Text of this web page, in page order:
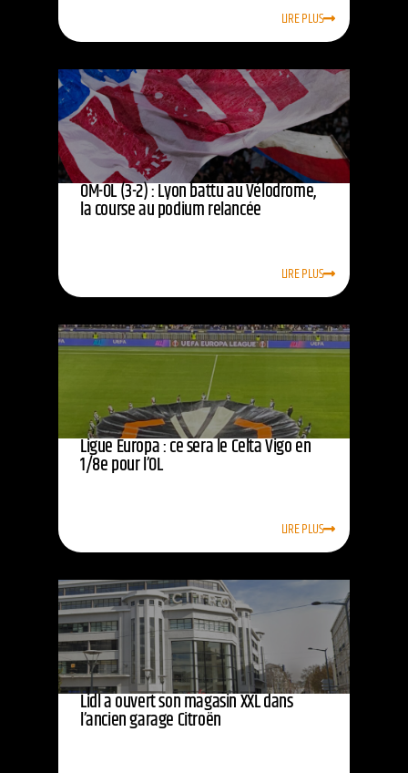
LIRE PLUS
OM-OL (3-2) : Lyon battu au Vélodrome,
la course au podium relancée
LIRE PLUS
Ligue Europa : ce sera le Celta Vigo en
1/8e pour l’OL
LIRE PLUS
Lidl a ouvert son magasin XXL dans
l’ancien garage Citroën